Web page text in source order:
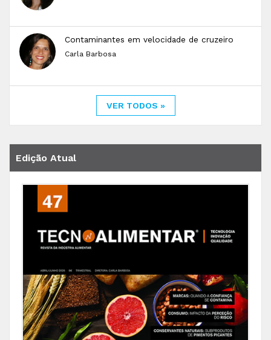
Contaminantes em velocidade de cruzeiro
Carla Barbosa
VER TODOS »
Edição Atual